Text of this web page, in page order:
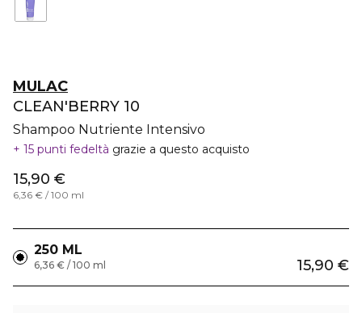
MULAC
CLEAN'BERRY 10
Shampoo Nutriente Intensivo
15 punti fedeltà grazie a questo acquisto
15,90 €
6,36 € / 100 ml
250 ML
15,90 €
6,36 € / 100 ml